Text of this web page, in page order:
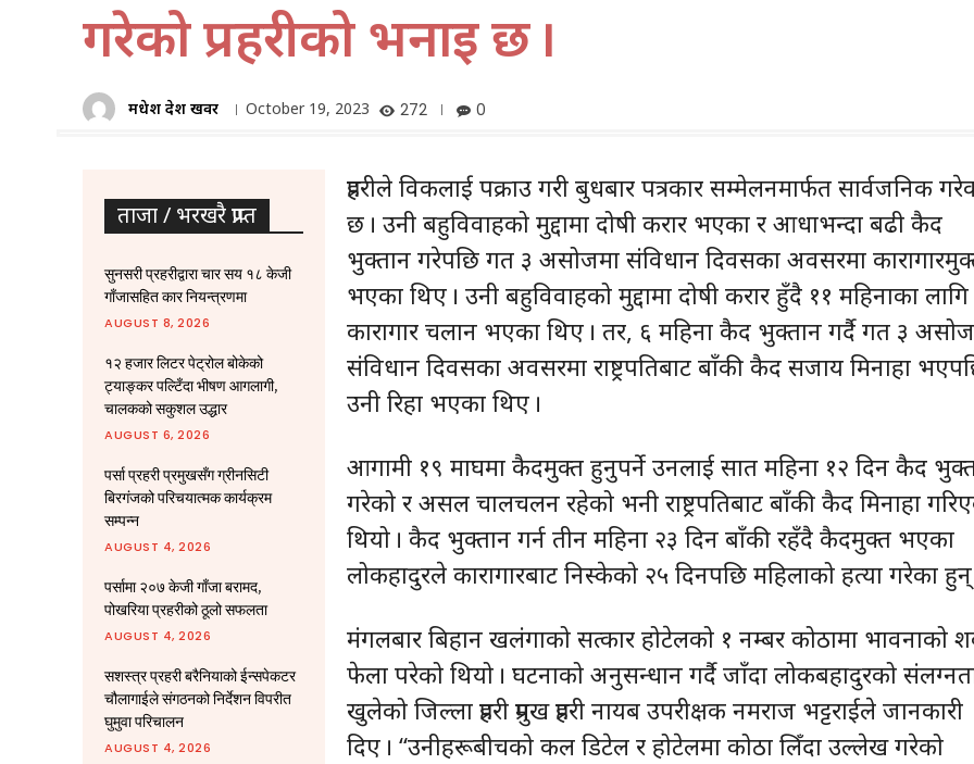
गरेको प्रहरीको भनाइ छ ।
मधेश प्रदेश खवर October 19, 2023 272 0
ताजा / भरखरै प्राप्त
सुनसरी प्रहरीद्वारा चार सय १८ केजी
गाँजासहित कार नियन्त्रणमा
AUGUST 8, 2026
१२ हजार लिटर पेट्रोल बोकेको
ट्याङ्कर पल्टिँदा भीषण आगलागी,
चालकको सकुशल उद्धार
AUGUST 6, 2026
पर्सा प्रहरी प्रमुखसँग ग्रीनसिटी
बिरगंजको परिचयात्मक कार्यक्रम
सम्पन्न
AUGUST 4, 2026
पर्सामा २०७ केजी गाँजा बरामद,
पोखरिया प्रहरीको ठूलो सफलता
AUGUST 4, 2026
सशस्त्र प्रहरी बरैनियाको ईन्सपेकटर
चौलागाईले संगठनको निर्देशन विपरीत
घुमुवा परिचालन
AUGUST 4, 2026
प्रहरीले विकलाई पक्राउ गरी बुधबार पत्रकार सम्मेलनमार्फत सार्वजनिक
छ । उनी बहुविवाहको मुद्दामा दोषी करार भएका र आधाभन्दा बढी कैद
भुक्तान गरेपछि गत ३ असोजमा संविधान दिवसका अवसरमा
भएका थिए । उनी बहुविवाहको मुद्दामा दोषी करार हुँदै ११ महिनाका लागि
कारागार चलान भएका थिए । तर, ६ महिना कैद भुक्तान गर्दै गत ३
संविधान दिवसका अवसरमा राष्ट्रपतिबाट बाँकी कैद सजाय मिनाहा
उनी रिहा भएका थिए ।
आगामी १९ माघमा कैदमुक्त हुनुपर्ने उनलाई सात महिना १२ दिन कैद
गरेको र असल चालचलन रहेको भनी राष्ट्रपतिबाट बाँकी कैद मिनाहा
थियो । कैद भुक्तान गर्न तीन महिना २३ दिन बाँकी रहँदै कैदमुक्त भएका
लोकहादुरले कारागारबाट निस्केको २५ दिनपछि महिलाको हत्या गरेका हुन्
मंगलबार बिहान खलंगाको सत्कार होटेलको १ नम्बर कोठामा भावनाको
फेला परेको थियो । घटनाको अनुसन्धान गर्दै जाँदा लोकबहादुरको
खुलेको जिल्ला प्रहरी प्रमुख प्रहरी नायब उपरीक्षक नमराज भट्टराईले जानकारी
दिए । “उनीहरूबीचको कल डिटेल र होटेलमा कोठा लिँदा उल्लेख गरेको